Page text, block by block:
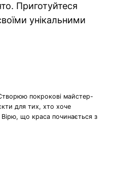
Приготуйтеся
унікальними
покрокові майстер-
для тих, хто хоче
що краса починається з